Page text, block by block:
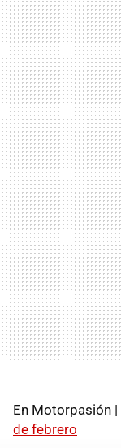
En Motorpasión |
de febrero